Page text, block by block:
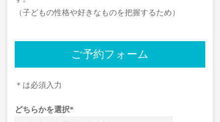
（子どもの性格や好きなものを把握するため）
ご予約フォーム
＊は必須入力
どちらかを選択*